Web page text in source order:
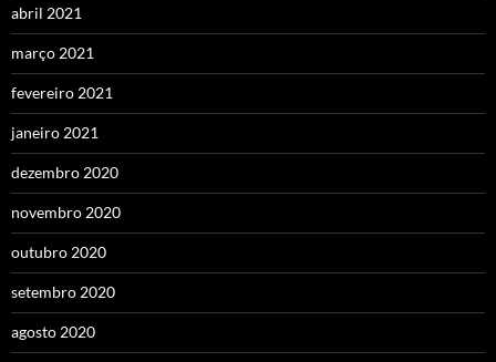
abril 2021
março 2021
fevereiro 2021
janeiro 2021
dezembro 2020
novembro 2020
outubro 2020
setembro 2020
agosto 2020